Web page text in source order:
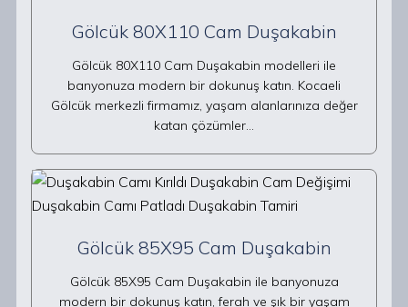
Gölcük 80X110 Cam Duşakabin
Gölcük 80X110 Cam Duşakabin modelleri ile
banyonuza modern bir dokunuş katın. Kocaeli
Gölcük merkezli firmamız, yaşam alanlarınıza değer
katan çözümler…
Gölcük 85X95 Cam Duşakabin
Gölcük 85X95 Cam Duşakabin ile banyonuza
modern bir dokunuş katın, ferah ve şık bir yaşam